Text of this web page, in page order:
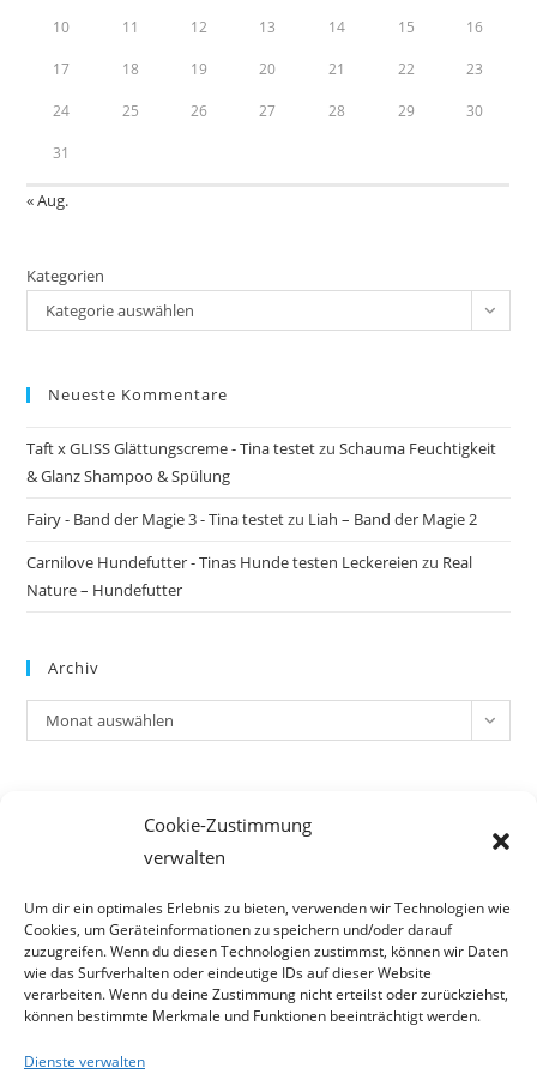
Cookie-Zustimmung
verwalten
Um dir ein optimales Erlebnis zu bieten, verwenden wir Technologien wie
Cookies, um Geräteinformationen zu speichern und/oder darauf
zuzugreifen. Wenn du diesen Technologien zustimmst, können wir Daten
wie das Surfverhalten oder eindeutige IDs auf dieser Website
verarbeiten. Wenn du deine Zustimmung nicht erteilst oder zurückziehst,
können bestimmte Merkmale und Funktionen beeinträchtigt werden.
Dienste verwalten
10 11 12 13 14 15 16
17 18 19 20 21 22 23
24 25 26 27 28 29 30
31
« Aug.
Kategorien
Kategorie auswählen
Neueste Kommentare
Taft x GLISS Glättungscreme - Tina testetzuSchauma Feuchtigkeit
& Glanz Shampoo & Spülung
Fairy - Band der Magie 3 - Tina testetzu Liah – Band der Magie 2
Carnilove Hundefutter - Tinas Hunde testen Leckereien zu Real
Nature – Hundefutter
Archiv
Archiv
Monat auswählen
Kommentar-Feed
WordPress.org